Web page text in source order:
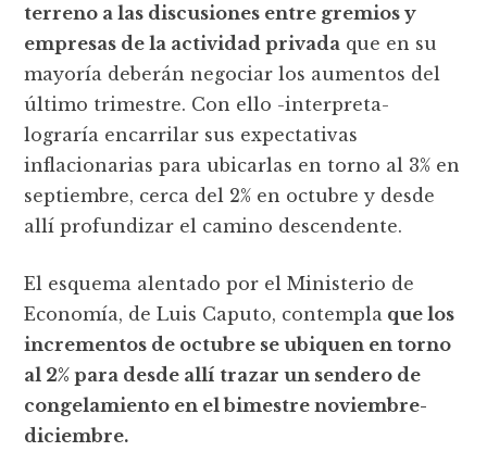
terreno a las discusiones entre gremios y
empresas de la actividad privada que en su
mayoría deberán negociar los aumentos del
último trimestre. Con ello -interpreta-
lograría encarrilar sus expectativas
inflacionarias para ubicarlas en torno al 3% en
septiembre, cerca del 2% en octubre y desde
allí profundizar el camino descendente.
El esquema alentado por el Ministerio de
Economía, de Luis Caputo, contempla que los
incrementos de octubre se ubiquen en torno
al 2% para desde allí trazar un sendero de
congelamiento en el bimestre noviembre-
diciembre.